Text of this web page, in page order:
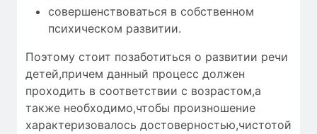
совершенствоваться в собственном
психическом развитии.
Поэтому стоит позаботиться о развитии речи
детей,причем данный процесс должен
проходить в соответствии с возрастом,а
также необходимо,чтобы произношение
характеризовалось достоверностью,чистотой